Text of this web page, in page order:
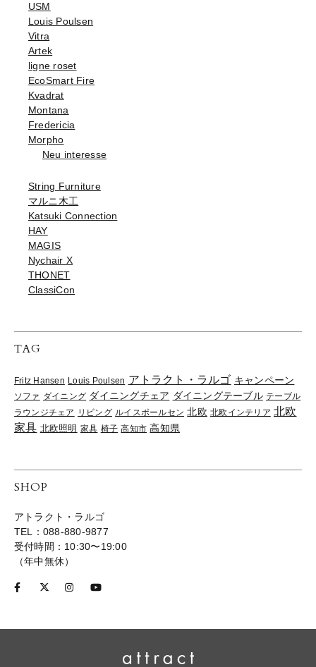
USM
Louis Poulsen
Vitra
Artek
ligne roset
EcoSmart Fire
Kvadrat
Montana
Fredericia
Morpho
Neu interesse
String Furniture
マルニ木工
Katsuki Connection
HAY
MAGIS
Nychair X
THONET
ClassiCon
TAG
Fritz Hansen Louis Poulsen アトラクト・ラルゴ キャンペーン
ソファ ダイニング ダイニングチェア ダイニングテーブル テーブル
ラウンジチェア リビング ルイスポールセン 北欧 北欧インテリア 北欧
家具 北欧照明 家具 椅子 高知市 高知県
SHOP
アトラクト・ラルゴ
TEL：088-880-9877
受付時間：10:30〜19:00
（年中無休）